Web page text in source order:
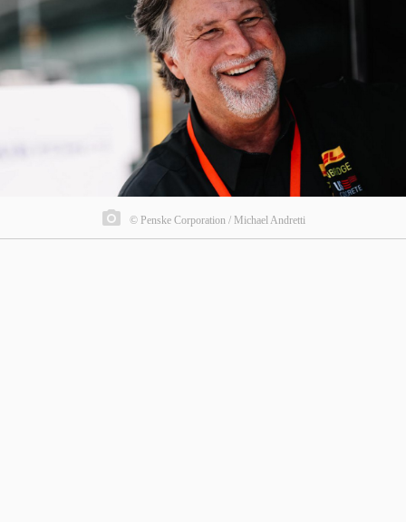
© Penske Corporation / Michael Andretti